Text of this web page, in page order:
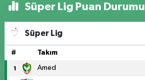
Süper Lig Puan Durumu
Süper Lig
# Takım
1 Amed